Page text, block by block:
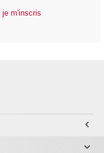
je m'inscris